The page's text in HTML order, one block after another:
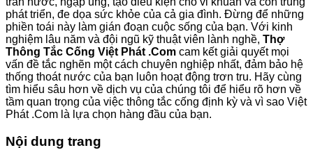
phát triển, đe dọa sức khỏe của cả gia đình. Đừng để những
phiền toái này làm gián đoạn cuộc sống của bạn. Với kinh
nghiệm lâu năm và đội ngũ kỹ thuật viên lành nghề, Thợ
Thông Tắc Cống Việt Phát .Com cam kết giải quyết mọi
vấn đề tắc nghẽn một cách chuyên nghiệp nhất, đảm bảo hệ
thống thoát nước của bạn luôn hoạt động trơn tru. Hãy cùng
tìm hiểu sâu hơn về dịch vụ của chúng tôi để hiểu rõ hơn về
tầm quan trọng của việc thông tắc cống định kỳ và vì sao Việt
Phát .Com là lựa chọn hàng đầu của bạn.
Nội dung trang